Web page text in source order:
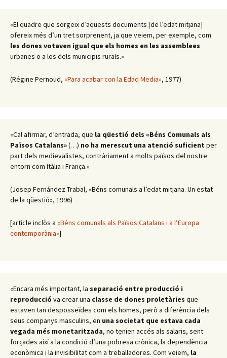
«El quadre que sorgeix d’aquests documents [de l’edat mitjana]
ofereix més d’un tret sorprenent, ja que veiem, per exemple, com
les dones votaven igual que els homes en les assemblees
urbanes o a les dels municipis rurals.»
(Régine Pernoud, «Para acabar con la Edad Media», 1977)
«Cal afirmar, d’entrada, que la qüestió dels «Béns Comunals als
Països Catalans»(…) no ha merescut una atenció suficient per
part dels medievalistes, contràriament a molts països del nostre
entorn com Itàlia i França.»
(Josep Fernández Trabal, «Béns comunals a l’edat mitjana. Un estat
de la qüestió», 1996)
[article inclòs a «Béns comunals als Països Catalans i a l’Europa
contemporània»]
«Encara més important, la separació entre producció i
reproducció va crear una classe de dones proletàries que
estaven tan desposseïdes com els homes, però a diferència dels
seus companys masculins, en una societat que estava cada
vegada més monetaritzada, no tenien accés als salaris, sent
forçades així a la condició d’una pobresa crònica, la dependència
econòmica i la invisibilitat com a treballadores. Com veiem, la